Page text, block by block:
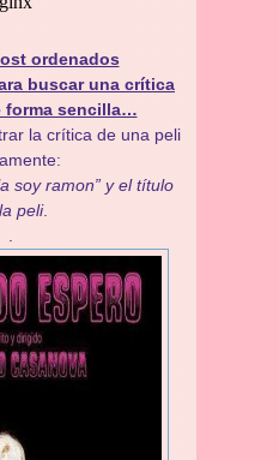
ordenados
buscar una crítica
forma sencilla…
la crítica de una peli
soy ramon” y el título
peli.